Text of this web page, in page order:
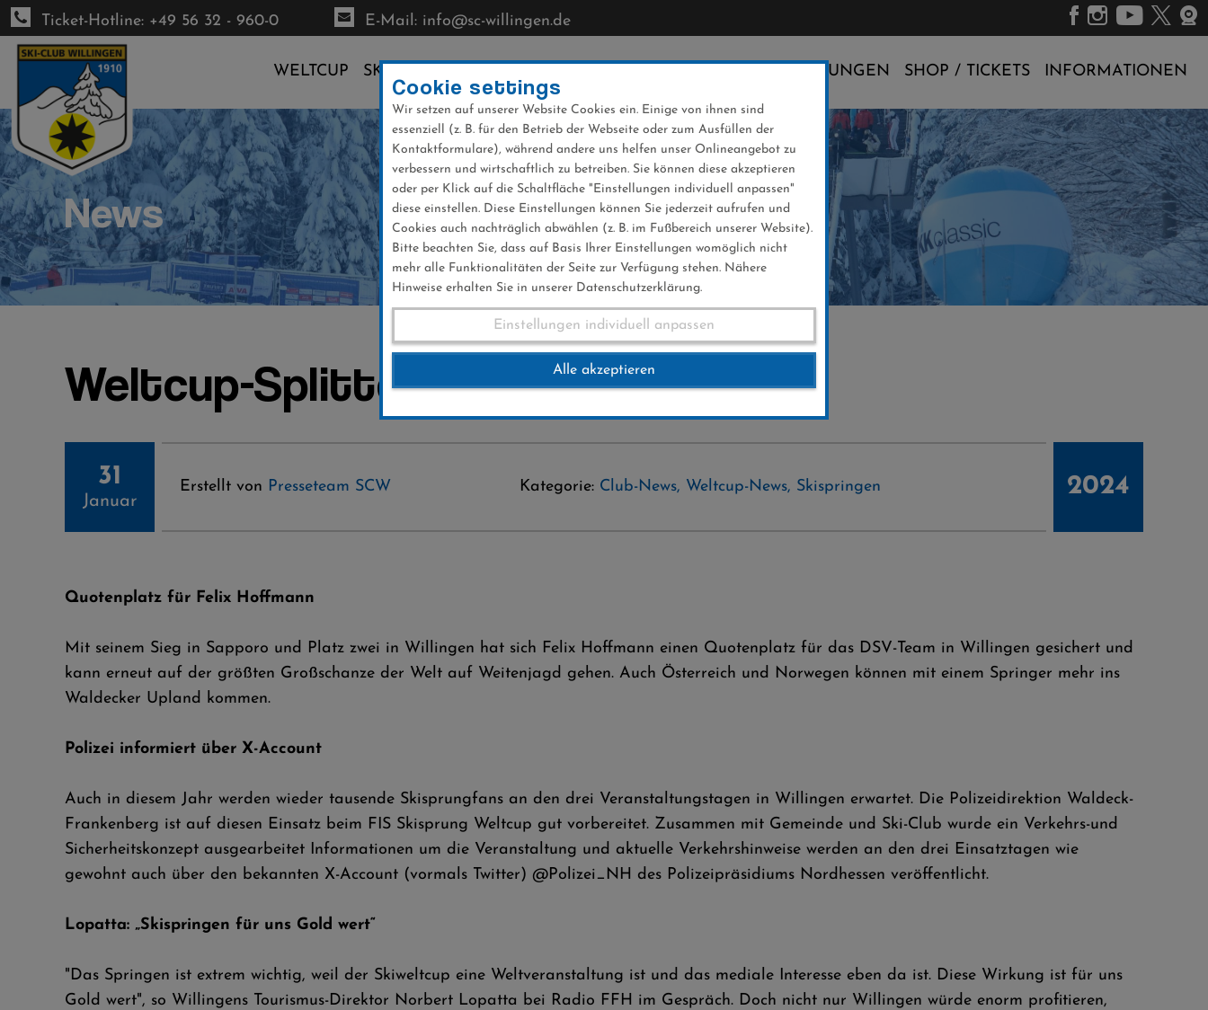
Direkt
zum
Inhalt
Ticket-Hotline: +49 56 32 - 960-0 E-Mail: info@sc-willingen.de
WELTCUP SKI-CLUB VERANSTALTUNGEN SHOP / TICKETS INFORMATIONEN
News
Weltcup-Splitter 31.01.2024
31
Januar
Erstellt von Presseteam SCW Kategorie: Club-News, Weltcup-News, Skispringen 2024
Quotenplatz für Felix Hoffmann
Mit seinem Sieg in Sapporo und Platz zwei in Willingen hat sich Felix Hoffmann einen Quotenplatz für das DSV-Team in Willingen gesichert und
kann erneut auf der größten Großschanze der Welt auf Weitenjagd gehen. Auch Österreich und Norwegen können mit einem Springer mehr ins
Waldecker Upland kommen.
Polizei informiert über X-Account
Auch in diesem Jahr werden wieder tausende Skisprungfans an den drei Veranstaltungstagen in Willingen erwartet. Die Polizeidirektion Waldeck-
Frankenberg ist auf diesen Einsatz beim FIS Skisprung Weltcup gut vorbereitet. Zusammen mit Gemeinde und Ski-Club wurde ein Verkehrs-und
Sicherheitskonzept ausgearbeitet Informationen um die Veranstaltung und aktuelle Verkehrshinweise werden an den drei Einsatztagen wie
gewohnt auch über den bekannten X-Account (vormals Twitter) @Polizei_NH des Polizeipräsidiums Nordhessen veröffentlicht.
Lopatta: „Skispringen für uns Gold wert“
"Das Springen ist extrem wichtig, weil der Skiweltcup eine Weltveranstaltung ist und das mediale Interesse eben da ist. Diese Wirkung ist für uns
Gold wert", so Willingens Tourismus-Direktor Norbert Lopatta bei Radio FFH im Gespräch. Doch nicht nur Willingen würde enorm profitieren,
Cookie settings
Wir setzen auf unserer Website Cookies ein. Einige von ihnen sind
essenziell (z. B. für den Betrieb der Webseite oder zum Ausfüllen der
Kontaktformulare), während andere uns helfen unser Onlineangebot zu
verbessern und wirtschaftlich zu betreiben. Sie können diese akzeptieren
oder per Klick auf die Schaltfläche "Einstellungen individuell anpassen"
diese einstellen. Diese Einstellungen können Sie jederzeit aufrufen und
Cookies auch nachträglich abwählen (z. B. im Fußbereich unserer Website).
Bitte beachten Sie, dass auf Basis Ihrer Einstellungen womöglich nicht
mehr alle Funktionalitäten der Seite zur Verfügung stehen. Nähere
Hinweise erhalten Sie in unserer Datenschutzerklärung.
Einstellungen individuell anpassen
Alle akzeptieren